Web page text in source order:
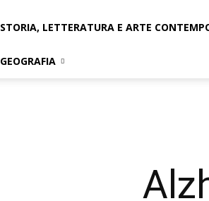
STORIA, LETTERATURA E ARTE
GEOGRAFIA